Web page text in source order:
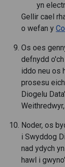
yn
Gellir cael
o wefan y
Os oes
defnydd
iddo neu os
prosesu
Diogelu
Noder, os
i Swyddog
nad ydych
hawl i